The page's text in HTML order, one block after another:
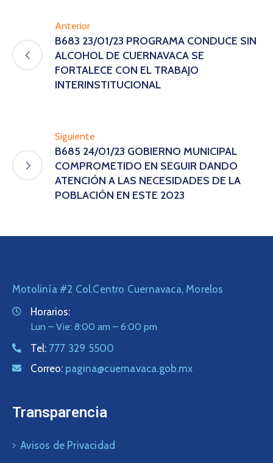
Anterior
B683 23/01/23 PROGRAMA CONDUCE SIN
ALCOHOL DE CUERNAVACA SE
FORTALECE CON EL TRABAJO
INTERINSTITUCIONAL
Siguiente
B685 24/01/23 GOBIERNO MUNICIPAL
COMPROMETIDO EN SEGUIR DANDO
ATENCIÓN A LAS NECESIDADES DE LA
POBLACIÓN EN ESTE 2023
Motolinía #2 Col.Centro Cuernavaca, Morelos
Horarios:
Lun – Vie: 8:00 am – 6:00 pm
Tel: 777 329 5500
Correo: pagina@cuernavaca.gob.mx
Transparencia
Avisos de Privacidad